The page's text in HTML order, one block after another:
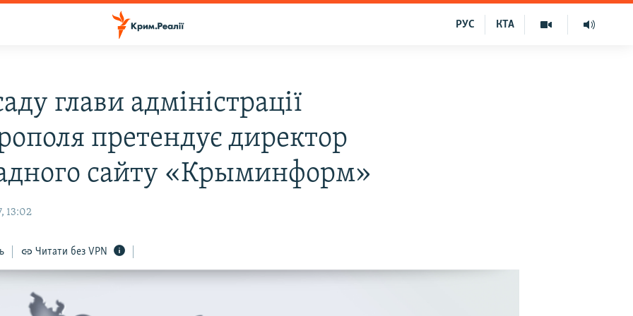
КТА
РУС
глави адміністрації
претендує директор
сайту «Крыминформ»
13:02
Читати без VPN